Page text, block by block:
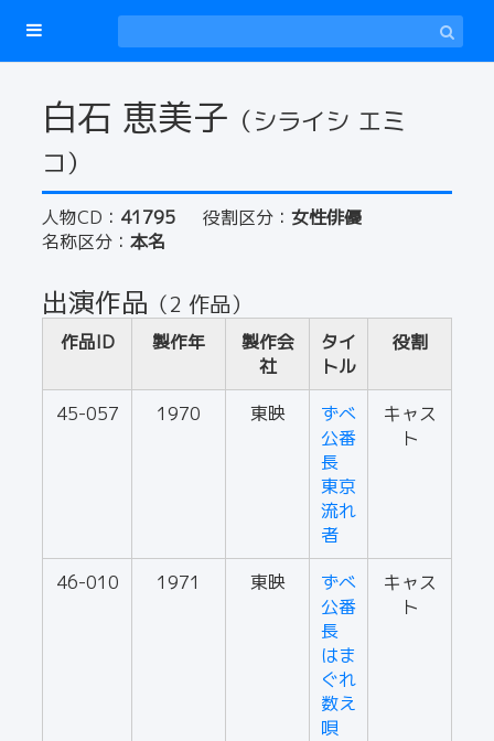
白石 恵美子 （シライシ エミ
コ）
人物CD： 41795 役割区分： 女性俳優
名称区分： 本名
出演作品 （2 作品）
作品ID 製作年
製作会
社
タイ
トル
役割
45-057 1970 東映
ずべ
公番
長
東京
流れ
者
キャス
ト
46-010 1971 東映
ずべ
公番
長
はま
ぐれ
数え
唄
キャス
ト